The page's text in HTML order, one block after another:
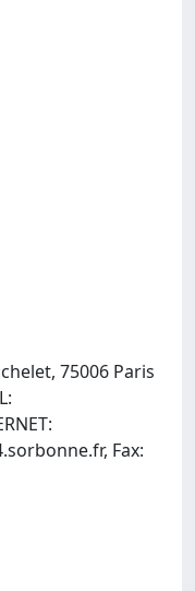
75006 Paris
Fax: